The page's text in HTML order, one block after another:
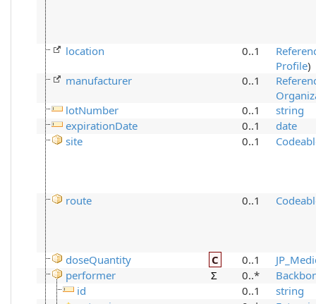
location 0..1
Profile)
manufacturer
0..1
lotNumber
0..1
string
expirationDate
0..1
date
site
0..1
route 0..1
doseQuantity C 0..1
performer
Σ 0..*
id
0..1
string